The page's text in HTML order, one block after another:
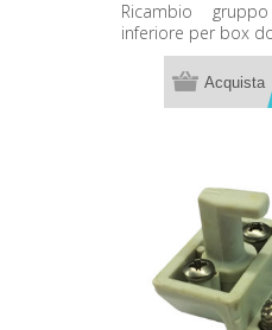
doccia
Ricambio
inferiore per box